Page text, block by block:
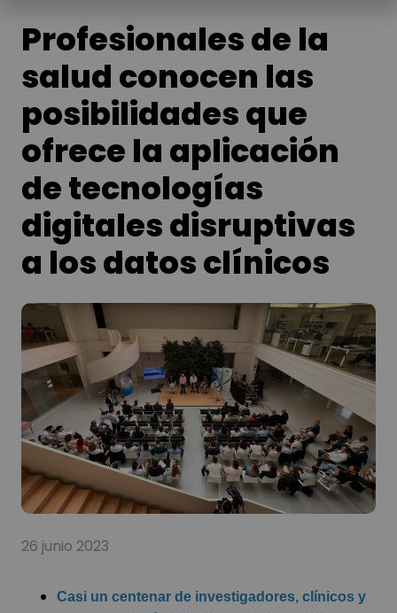
Profesionales de la
salud conocen las
posibilidades que
ofrece la aplicación
de tecnologías
digitales disruptivas
a los datos clínicos
26 junio 2023
Casi un centenar de investigadores, clínicos y